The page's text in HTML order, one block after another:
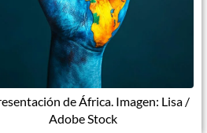
de África. Imagen: Lisa /
Adobe Stock